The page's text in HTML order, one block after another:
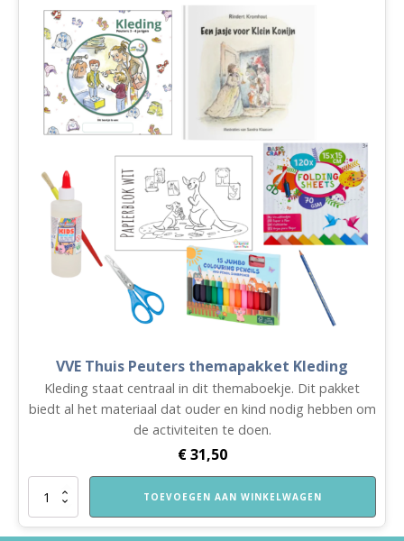
themapakket
Kleding
aantal
VVE Thuis Peuters themapakket Kleding
Kleding staat centraal in dit themaboekje. Dit pakket
biedt al het materiaal dat ouder en kind nodig hebben om
de activiteiten te doen.
€31,50
VVE
Peuters
TOEVOEGEN AAN WINKELWAGEN